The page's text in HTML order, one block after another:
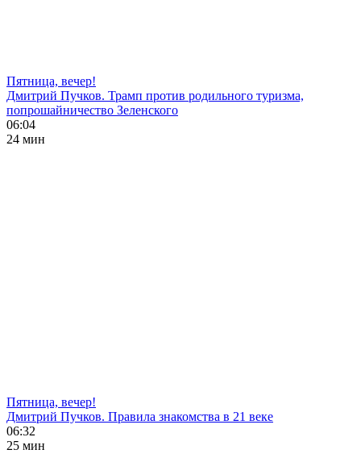
Пятница, вечер!
Дмитрий Пучков. Трамп против родильного туризма,
попрошайничество Зеленского
06:04
24 мин
Пятница, вечер!
Дмитрий Пучков. Правила знакомства в 21 веке
06:32
25 мин